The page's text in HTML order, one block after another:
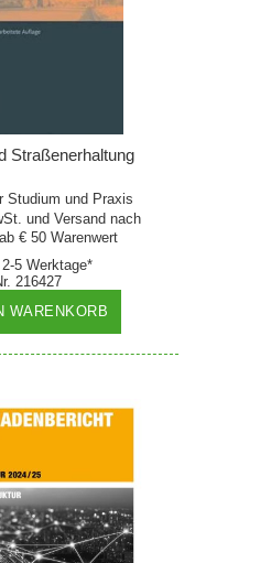
Straßenerhaltung
Studium und Praxis
und Versand nach
€ 50 Warenwert
5 Werktage*
216427
WARENKORB